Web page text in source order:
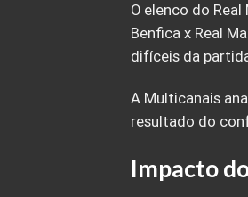
O elenco do
Benfica x Real
difíceis da
A Multicanais
resultado do
Impacto